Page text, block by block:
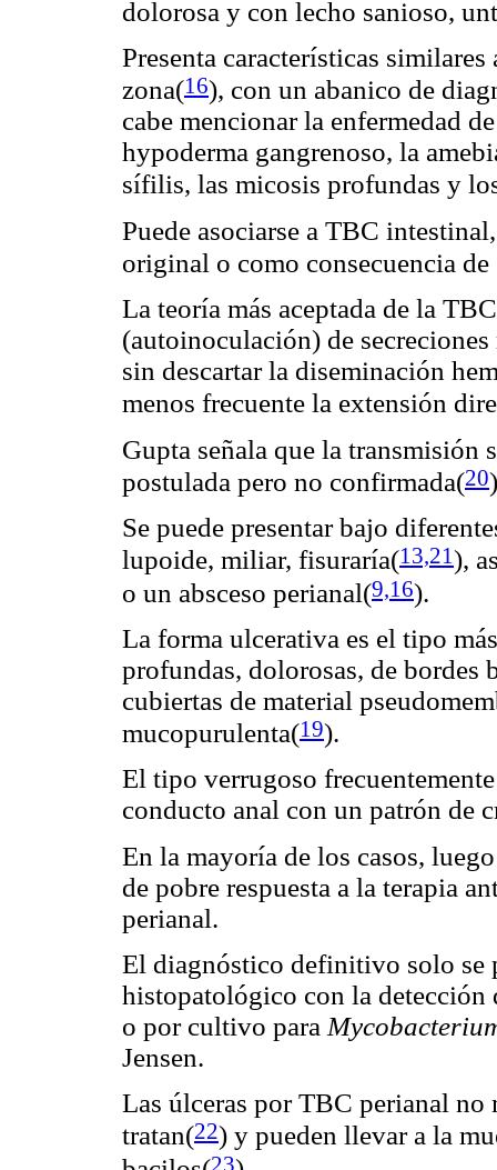
dolorosa y con lecho sanioso,
Presenta características
zona(16), con un abanico de
cabe mencionar la enfermedad
hypoderma gangrenoso, la
sífilis, las micosis profundas y
Puede asociarse a TBC
original o como consecuencia
La teoría más aceptada de la
(autoinoculación) de
sin descartar la diseminación
menos frecuente la extensión
Gupta señala que la transmisión
postulada pero no confirmada(20)
Se puede presentar bajo
lupoide, miliar, fisuraría(13,21),
o un absceso perianal(9,16).
La forma ulcerativa es el tipo
profundas, dolorosas, de
cubiertas de material
mucopurulenta(19).
El tipo verrugoso
conducto anal con un patrón de
En la mayoría de los casos,
de pobre respuesta a la terapia
perianal.
El diagnóstico definitivo solo se
histopatológico con la
o por cultivo para
Jensen.
Las úlceras por TBC perianal no
tratan(22) y pueden llevar a la
23